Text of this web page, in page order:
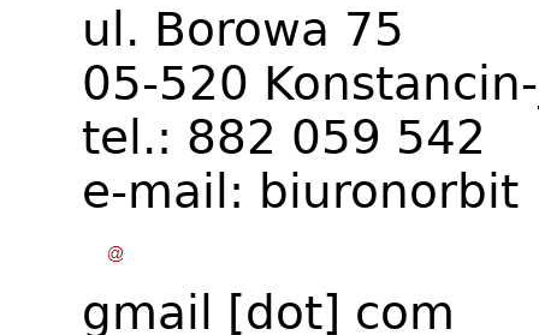
ul. Borowa 75
05-520
tel.: 882 059 542
e-mail: biuronorbit
gmail [dot] com